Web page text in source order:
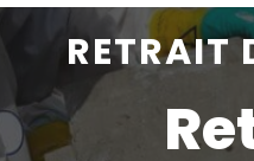
RETRAIT